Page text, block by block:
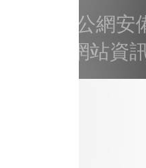
粵公網安
995號 網站資